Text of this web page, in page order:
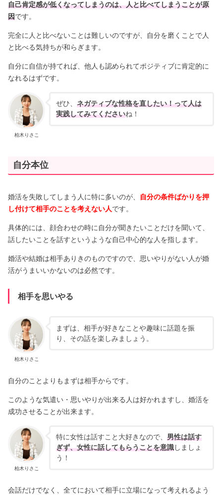
自己肯定感が低くなってしまうのは、人と比べてしまうことが原
因です。
完全に人と比べないことは難しいのですが、自分を磨くことで人
と比べる気持ちが和らぎます。
自分に自信が持てれば、他人も認められてポジティブに肯定的に
なれるはずです。
柏木りさこ
ぜひ、 ネガティブな性格を直したい！って人は
実践してみてくださいね！
自分本位
婚活を失敗してしまう人に特に多いのが、 自分の条件ばかりを押
し付けて相手のことを考えない人です。
具体的には、顔合わせの時に自分が聞きたいことだけを聞いて、
話したいことを話すというような自己中心的な人を指します。
婚活や結婚は相手ありきのものですので、思いやりがない人が婚
活がうまいいかないのは必然です。
相手を思いやる
柏木りさこ
まずは、相手が好きなことや趣味に話題を振
り、その話を楽しみましょう。
自分のことよりもまずは相手からです。
このような気遣い・思いやりが出来る人は好かれますし、婚活を
成功させることが出来ます。
柏木りさこ
特に女性は話すこと大好きなので、 男性は話す
ぎず、女性に話してもらうことを意識しましょ
う！
会話だけでなく、全てにおいて相手に立場になって考えれるよう